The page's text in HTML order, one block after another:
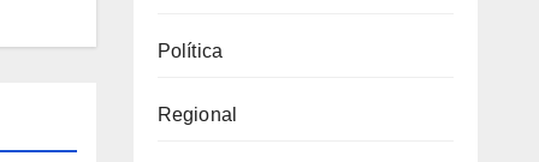
Política
Regional